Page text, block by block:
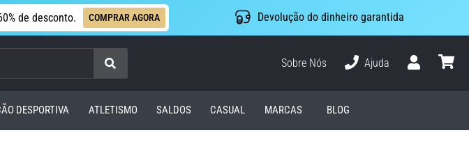
de desconto. COMPRAR AGORA Devolução do dinheiro garantida
Procurar
Sobre Nós
Ajuda
DESPORTIVA ATLETISMO SALDOS CASUAL MARCAS BLOG